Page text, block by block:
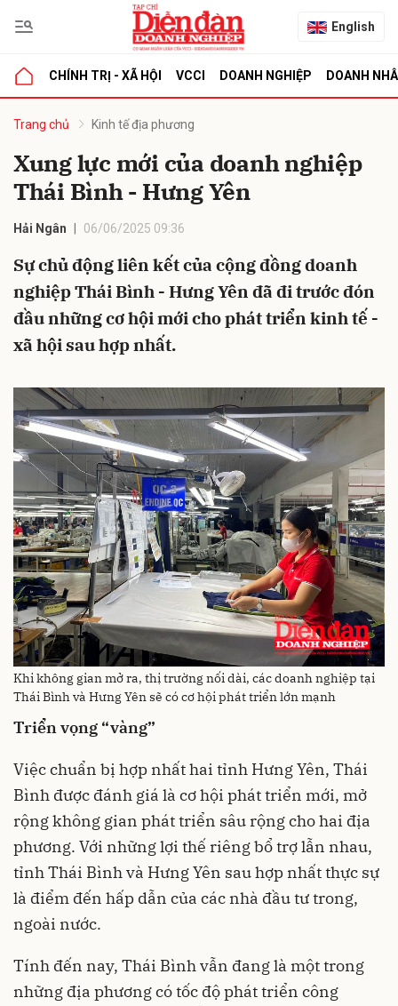
English
CHÍNH TRỊ - XÃ HỘI VCCI DOANH NGHIỆP DOANH
Trang chủ Kinh tế địa phương
Xung lực mới của doanh nghiệp
Thái Bình - Hưng Yên
Hải Ngân 06/06/2025 09:36
Sự chủ động liên kết của cộng đồng doanh
nghiệp Thái Bình - Hưng Yên đã đi trước đón
đầu những cơ hội mới cho phát triển kinh tế -
xã hội sau hợp nhất.
Khi không gian mở ra, thị trường nối dài, các doanh nghiệp tại
Thái Bình và Hưng Yên sẽ có cơ hội phát triển lớn mạnh
Triển vọng “vàng”
Việc chuẩn bị hợp nhất hai tỉnh Hưng Yên, Thái
Bình được đánh giá là cơ hội phát triển mới, mở
rộng không gian phát triển sâu rộng cho hai địa
phương. Với những lợi thế riêng bổ trợ lẫn nhau,
tỉnh Thái Bình và Hưng Yên sau hợp nhất thực sự
là điểm đến hấp dẫn của các nhà đầu tư trong,
ngoài nước.
Tính đến nay, Thái Bình vẫn đang là một trong
những địa phương có tốc độ phát triển công
luận
Hủy